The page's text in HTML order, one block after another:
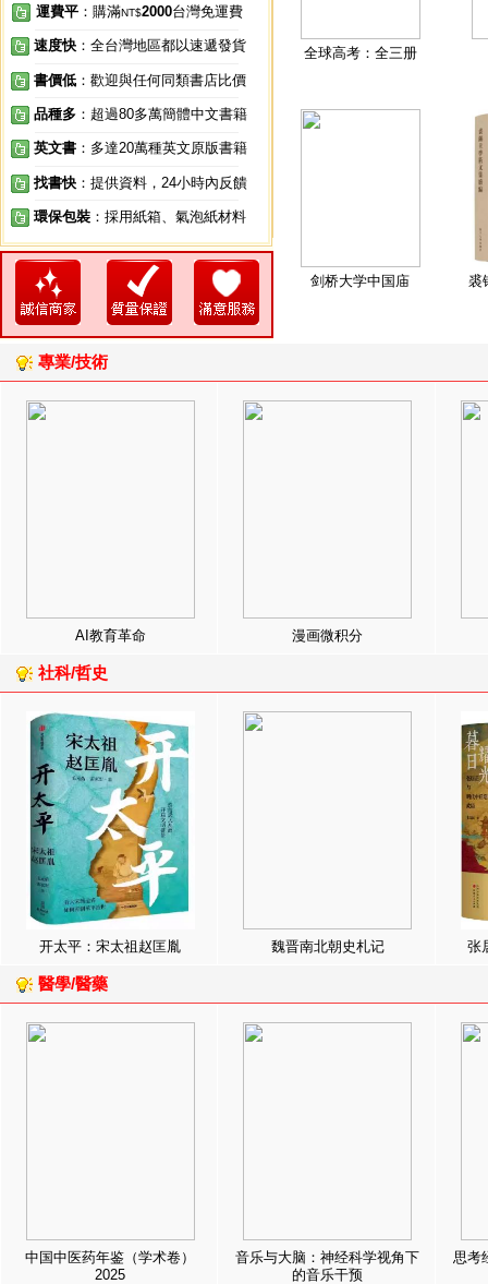
運費平 ：購滿NT$2000台灣免運費
速度快 ：全台灣地區都以速遞發貨
書價低 ：歡迎與任何同類書店比價
品種多 ：超過80多萬簡體中文書籍
英文書 ：多達20萬種英文原版書籍
找書快 ：提供資料，24小時內反饋
環保包裝 ：採用紙箱、氣泡紙材料
全球高考：全三册
剑桥大学中国庙 裘
專業/技術
AI教育革命 漫画微积分
社科/哲史
开太平：宋太祖赵匡胤 魏晋南北朝史札记 张
醫學/醫藥
中国中医药年鉴（学术卷）
2025
音乐与大脑：神经科学视角下
的音乐干预
思考